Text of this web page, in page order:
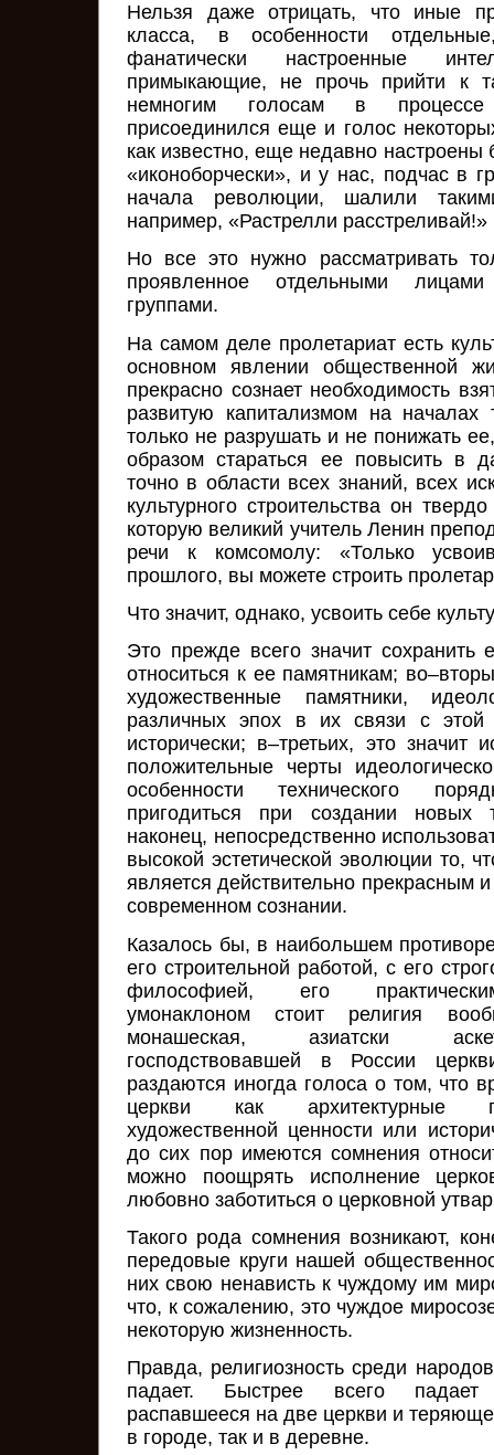
Нельзя даже отрицать, что иные
класса, в особенности
фанатически настроенные
примыкающие, не прочь прийти к
немногим голосам в
присоединился еще и голос
как известно, еще недавно
«иконоборчески», и у нас, подчас в
начала революции, шалили
например, «Растрелли расстреливай!»
Но все это нужно рассматривать
проявленное отдельными
группами.
На самом деле пролетариат есть
основном явлении общественной
прекрасно сознает необходимость
развитую капитализмом на
только не разрушать и не понижать
образом стараться ее повысить в
точно в области всех знаний, всех
культурного строительства он
которую великий учитель Ленин
речи к комсомолу: «Только
прошлого, вы можете строить
Что значит, однако, усвоить себе
Это прежде всего значит сохранить
относиться к ее памятникам;
художественные памятники,
различных эпох в их связи с этой
исторически; в–третьих, это значит
положительные черты
особенности технического
пригодиться при создании новых
наконец, непосредственно
высокой эстетической эволюции то,
является действительно прекрасным
современном сознании.
Казалось бы, в наибольшем
его строительной работой, с его
философией, его
умонаклоном стоит религия
монашеская, азиатски
господствовавшей в России
раздаются иногда голоса о том, что
церкви как архитектурные
художественной ценности или
до сих пор имеются сомнения
можно поощрять исполнение
любовно заботиться о церковной
Такого рода сомнения возникают,
передовые круги нашей
них свою ненависть к чуждому им
что, к сожалению, это чуждое
некоторую жизненность.
Правда, религиозность среди
падает. Быстрее всего падает
распавшееся на две церкви и
в городе, так и в деревне.